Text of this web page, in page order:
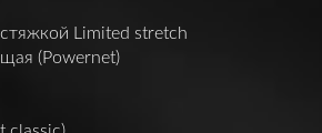
Limited stretch
(Powernet)